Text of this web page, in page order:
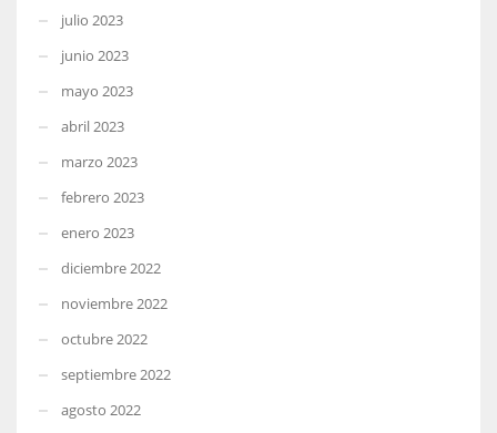
julio 2023
junio 2023
mayo 2023
abril 2023
marzo 2023
febrero 2023
enero 2023
diciembre 2022
noviembre 2022
octubre 2022
septiembre 2022
agosto 2022